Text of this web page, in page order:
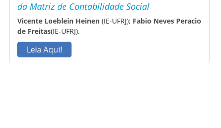
da Matriz de Contabilidade Social
Vicente Loeblein Heinen(IE-UFRJ); Fabio Neves Peracio
de Freitas(IE-UFRJ).
Leia Aqui!